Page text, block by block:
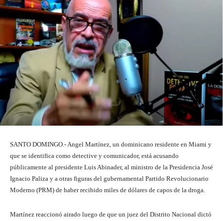
SANTO DOMINGO.- Angel Martínez, un dominicano residente en Miami y
que se identifica como detective y comunicador, está acusando
públicamente al presidente Luis Abinader, al ministro de la Presidencia José
Ignacio Paliza y a otras figuras del gubernamental Partido Revolucionario
Moderno (PRM) de haber recibido miles de dólares de capos de la droga.
Martínez reaccionó airado luego de que un juez del Distrito Nacional dictó